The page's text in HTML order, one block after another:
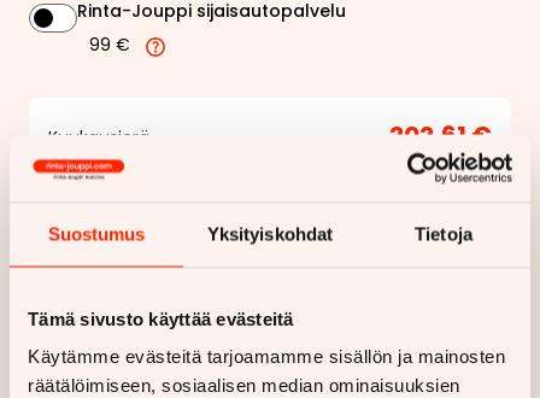
Suostumus Yksityiskohdat Tietoja
Tämä sivusto käyttää evästeitä
Käytämme evästeitä tarjoamamme sisällön ja mainosten
räätälöimiseen, sosiaalisen median ominaisuuksien
Rinta-Jouppi sijaisautopalvelu
99 €
Kuukausierä 202,61 €
Näytähintaerittely
Haluan myös tarjouksen vakuutuksesta
Hae rahoitustarjous
Rahoituslaskelma on suuntaa antava ja edellyttää hyväksytyn
luottopäätöksen ja kaskovakuutuksen.